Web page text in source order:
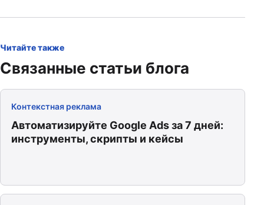
Читайте также
Связанные статьи блога
Контекстная реклама
Автоматизируйте Google Ads за 7 дней:
инструменты, скрипты и кейсы